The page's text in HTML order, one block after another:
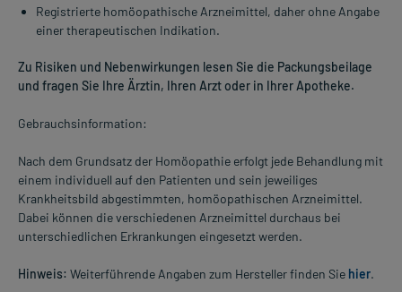
Registrierte homöopathische Arzneimittel, daher ohne Angabe
einer therapeutischen Indikation.
Zu Risiken und Nebenwirkungen lesen Sie die Packungsbeilage
und fragen Sie Ihre Ärztin, Ihren Arzt oder in Ihrer Apotheke.
Gebrauchsinformation:
Nach dem Grundsatz der Homöopathie erfolgt jede Behandlung mit
einem individuell auf den Patienten und sein jeweiliges
Krankheitsbild abgestimmten, homöopathischen Arzneimittel.
Dabei können die verschiedenen Arzneimittel durchaus bei
unterschiedlichen Erkrankungen eingesetzt werden.
Hinweis: Weiterführende Angaben zum Hersteller finden Sie hier.